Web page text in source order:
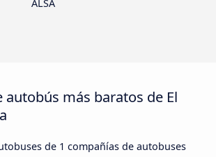
ALSA
autobús más baratos de El
de 1 compañías de autobuses